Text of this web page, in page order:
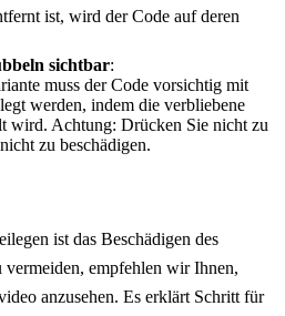
ist, wird der Code auf deren
sichtbar:
muss der Code vorsichtig mit
werden, indem die verbliebene
wird. Achtung: Drücken Sie nicht zu
zu beschädigen.
ist das Beschädigen des
vermeiden, empfehlen wir Ihnen,
anzusehen. Es erklärt Schritt für